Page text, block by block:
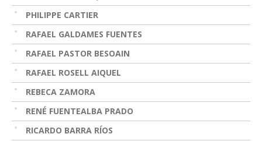
PHILIPPE CARTIER
RAFAEL GALDAMES FUENTES
RAFAEL PASTOR BESOAIN
RAFAEL ROSELL AIQUEL
REBECA ZAMORA
RENÉ FUENTEALBA PRADO
RICARDO BARRA RÍOS